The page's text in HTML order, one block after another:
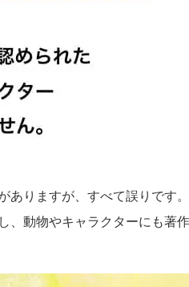
ますが、すべて誤りです
動物やキャラクターにも著